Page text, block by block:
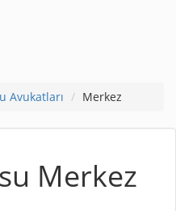
Avukatları Merkez
Merkez